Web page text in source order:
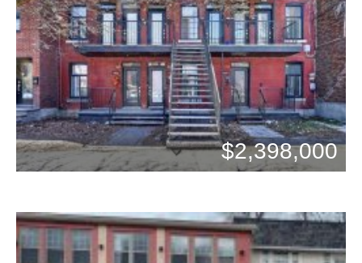
Chambres: 3
Bains: 2
$2,398,000